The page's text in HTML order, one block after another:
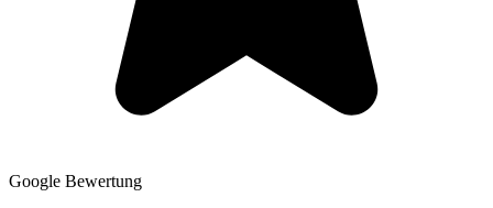
Google Bewertung